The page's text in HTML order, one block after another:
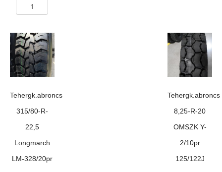
385/65-
22,5
Linglong
LLA-
38/20pr
160J
mennyiség
Tehergk.abroncs
315/80-R-
22,5
Longmarch
LM-328/20pr
Tehergk.abroncs
8,25-R-20
OMSZK Y-
2/10pr
125/122J